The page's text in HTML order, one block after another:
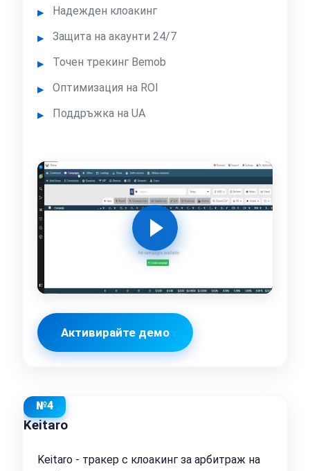
Надежден клоакинг
Защита на акаунти 24/7
Точен трекинг Bemob
Оптимизация на ROI
Поддръжка на UA
Активирайте демо
№4
Keitaro
Keitaro - тракер с клоакинг за арбитраж на